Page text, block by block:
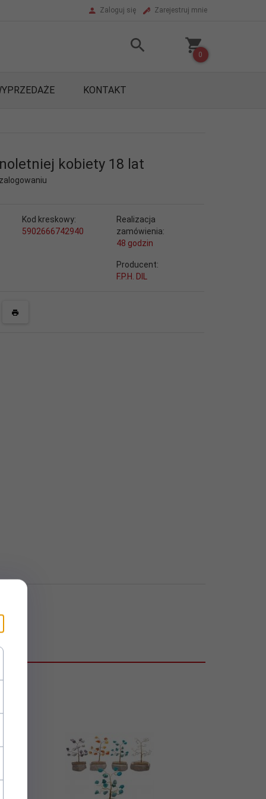
Zaloguj się Zarejestruj mnie
0
KONTAKT
kobiety 18 lat
Kod kreskowy:
5902666742940
Realizacja
zamówienia:
48 godzin
Producent:
F.P.H. DIL